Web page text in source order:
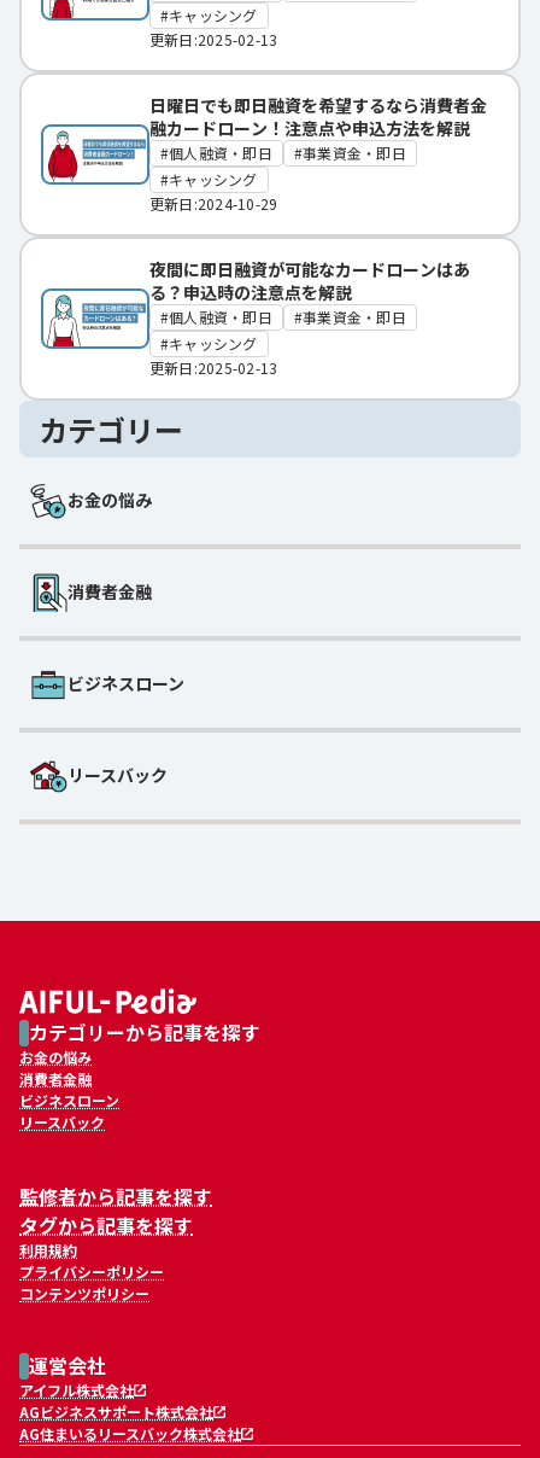
キャッシング
更新日:2025-02-13
日曜日でも即日融資を希望するなら消費者金
融カードローン！注意点や申込方法を解説
個人融資・即日
事業資金・即日
キャッシング
更新日:2024-10-29
夜間に即日融資が可能なカードローンはあ
る？申込時の注意点を解説
個人融資・即日
事業資金・即日
キャッシング
更新日:2025-02-13
カテゴリー
お金の悩み
消費者金融
ビジネスローン
リースバック
カテゴリーから記事を探す
お金の悩み
消費者金融
ビジネスローン
リースバック
監修者から記事を探す
タグから記事を探す
利用規約
プライバシーポリシー
コンテンツポリシー
運営会社
アイフル株式会社
AGビジネスサポート株式会社
AG住まいるリースバック株式会社